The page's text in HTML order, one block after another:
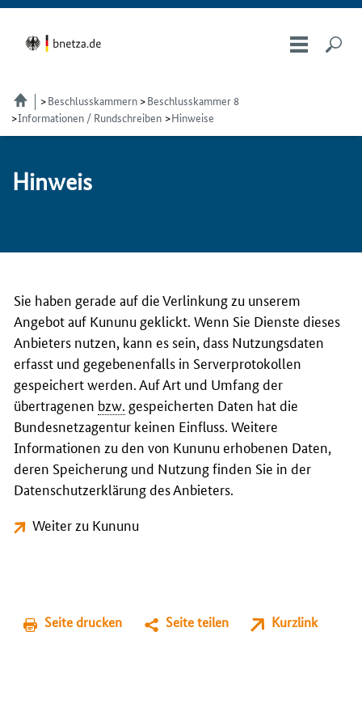
Beschlusskammern
Beschlusskammer 8
Informationen / Rundschreiben
Hinweise
Hin­weis
Sie haben gerade auf die Verlinkung zu unserem
Angebot auf Kununu geklickt. Wenn Sie Dienste dieses
Anbieters nutzen, kann es sein, dass Nutzungsdaten
erfasst und gegebenenfalls in Serverprotokollen
gespeichert werden. Auf Art und Umfang der
übertragenen bzw. gespeicherten Daten hat die
Bundesnetzagentur keinen Einfluss. Weitere
Informationen zu den von Kununu erhobenen Daten,
deren Speicherung und Nutzung finden Sie in der
Datenschutzerklärung des Anbieters.
Weiter zu Kununu
Seite drucken Seite teilen Kurzlink